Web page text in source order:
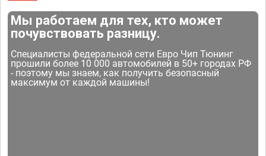
Мы работаем для тех, кто может
почувствовать разницу.
Специалисты федеральной сети Евро Чип Тюнинг
прошили более 10 000 автомобилей в 50+ городах РФ
- поэтому мы знаем, как получить безопасный
максимум от каждой машины!